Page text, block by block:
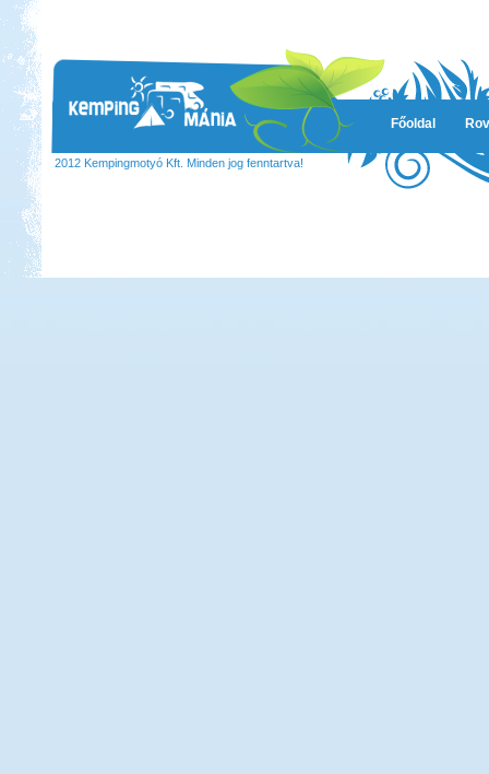
Főoldal
2012 Kempingmotyó Kft. Minden jog fenntartva!